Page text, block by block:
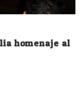
homenaje al